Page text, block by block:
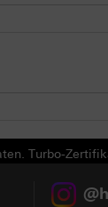
Turbo-